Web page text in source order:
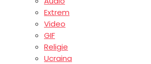
Extrem
Video
GIF
Religie
Ucraina